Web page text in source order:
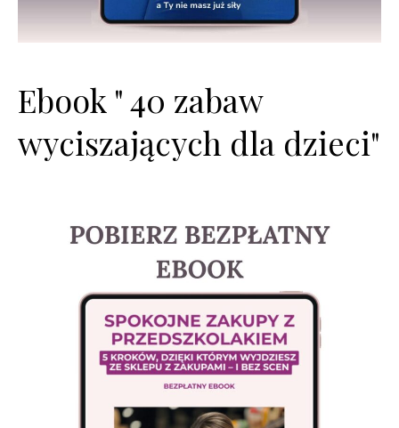
Ebook " 40 zabaw
wyciszających dla dzieci"